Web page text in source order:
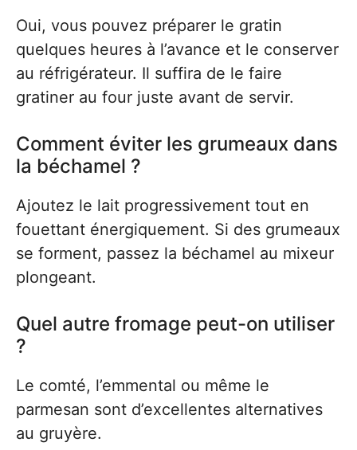
Oui, vous pouvez préparer le gratin
quelques heures à l’avance et le conserver
au réfrigérateur. Il suffira de le faire
gratiner au four juste avant de servir.
Comment éviter les grumeaux dans
la béchamel ?
Ajoutez le lait progressivement tout en
fouettant énergiquement. Si des grumeaux
se forment, passez la béchamel au mixeur
plongeant.
Quel autre fromage peut-on utiliser
?
Le comté, l’emmental ou même le
parmesan sont d’excellentes alternatives
au gruyère.